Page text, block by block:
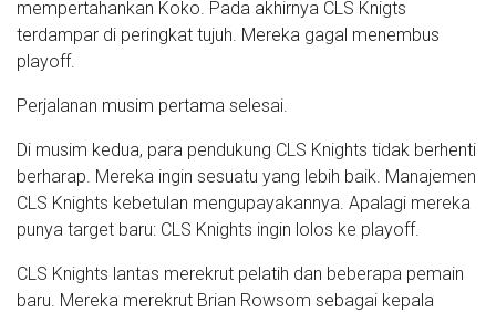
mempertahankan Koko. Pada akhirnya CLS Knigts
terdampar di peringkat tujuh. Mereka gagal menembus
playoff.
Perjalanan musim pertama selesai.
Di musim kedua, para pendukung CLS Knights tidak berhenti
berharap. Mereka ingin sesuatu yang lebih baik. Manajemen
CLS Knights kebetulan mengupayakannya. Apalagi mereka
punya target baru: CLS Knights ingin lolos ke playoff.
CLS Knights lantas merekrut pelatih dan beberapa pemain
baru. Mereka merekrut Brian Rowsom sebagai kepala